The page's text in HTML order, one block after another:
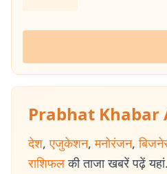
Prabhat Khabar
देश, एजुकेशन, मनोरंजन,
राशिफल की ताजा खबरें पढ़ें